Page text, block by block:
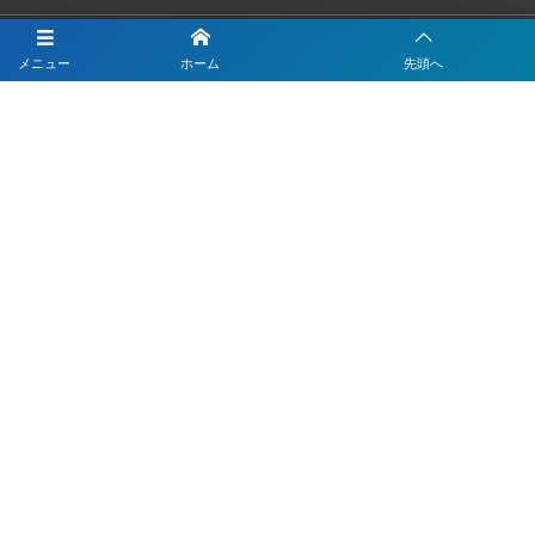
メニュー ホーム 先頭へ
LINEを活用した採用活動